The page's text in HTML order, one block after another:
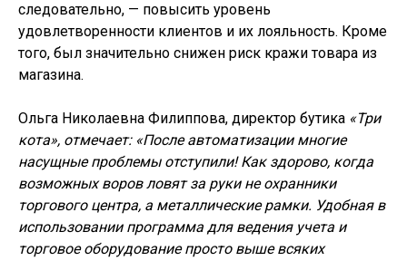
следовательно, — повысить уровень
удовлетворенности клиентов и их лояльность. Кроме
того, был значительно снижен риск кражи товара из
магазина.
Ольга Николаевна Филиппова, директор бутика «Три
кота», отмечает: «После автоматизации многие
насущные проблемы отступили! Как здорово, когда
возможных воров ловят за руки не охранники
торгового центра, а металлические рамки. Удобная в
использовании программа для ведения учета и
торговое оборудование просто выше всяких